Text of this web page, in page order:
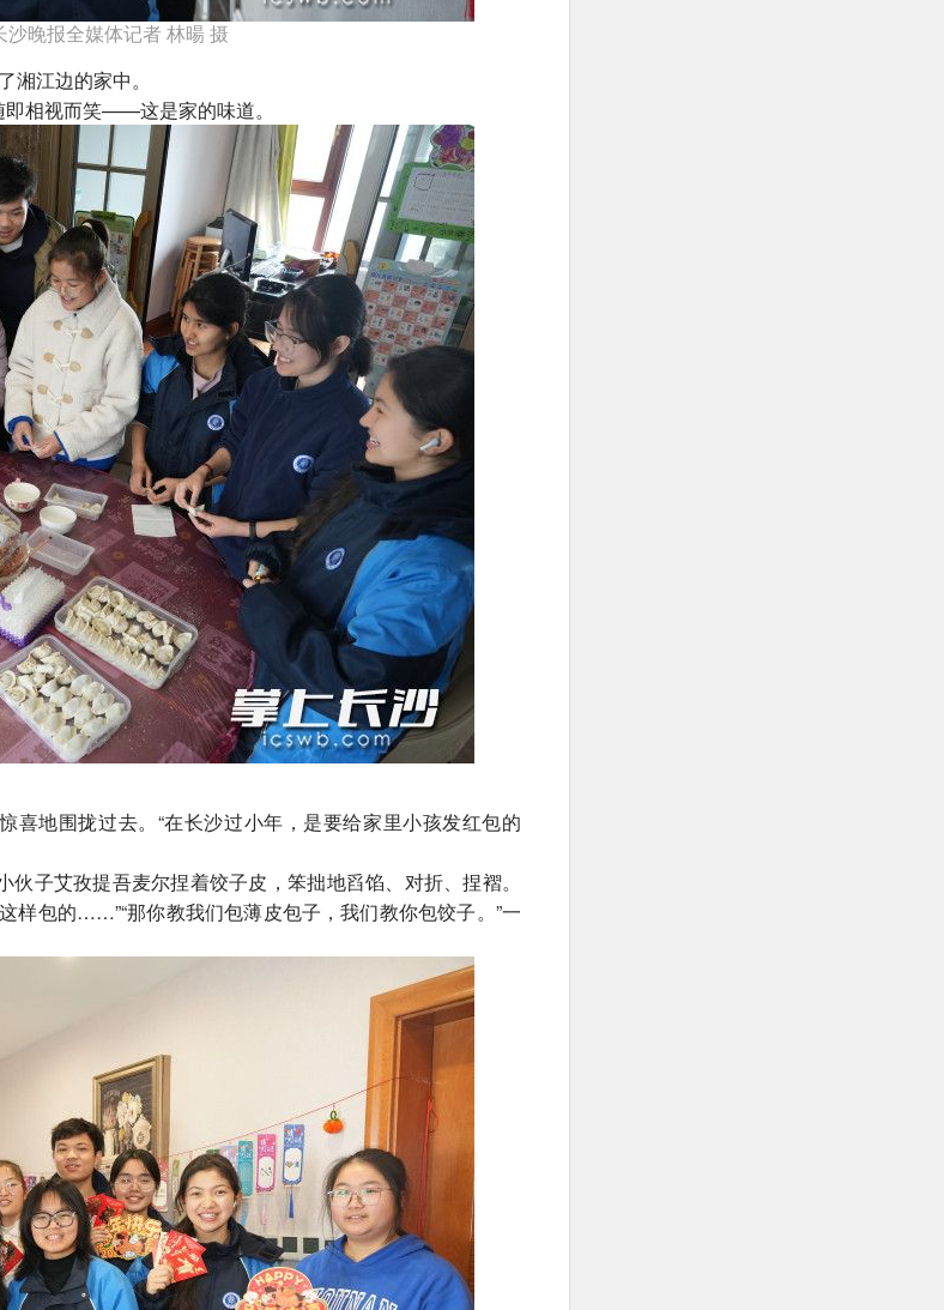
晚报全媒体记者 林暘 摄
江边的家中。
相视而笑——这是家的味道。
地围拢过去。“在长沙过小年，是要给家里小孩发红包的
艾孜提吾麦尔捏着饺子皮，笨拙地舀馅、对折、捏褶。
样包的……”“那你教我们包薄皮包子，我们教你包饺子。”一